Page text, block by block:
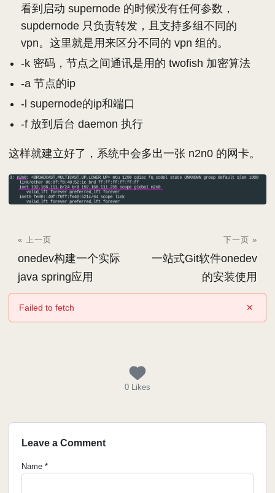
看到启动 supernode 的时候没有任何参数，
supdernode 只负责转发，且支持多组不同的
vpn。这里就是用来区分不同的 vpn 组的。
-k 密码，节点之间通讯是用的 twofish 加密算法
-a 节点的ip
-l supernode的ip和端口
-f 放到后台 daemon 执行
这样就建立好了，系统中会多出一张 n2n0 的网卡。
« 上一页
onedev构建一个实际
java spring应用
下一页 »
一站式Git软件onedev
的安装使用